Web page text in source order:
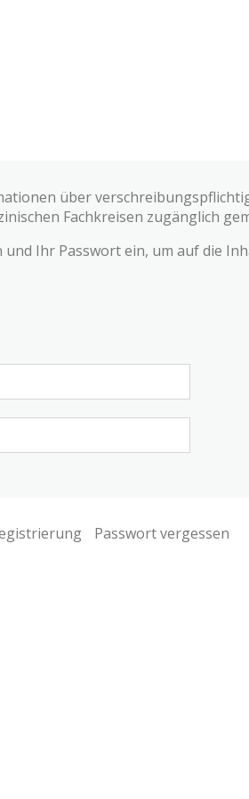
über
Fachkreisen zugänglich
Ihr Passwort ein, um auf die
Passwort vergessen